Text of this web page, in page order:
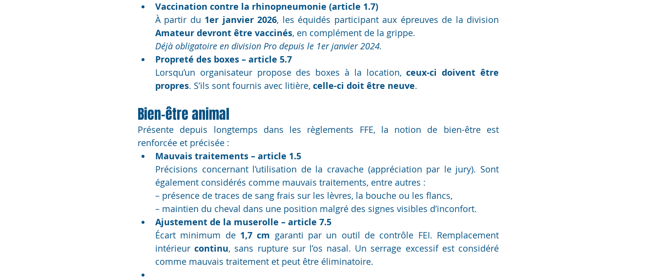
Vaccination contre la rhinopneumonie (article 1.7)
À partir du 1er janvier 2026
Amateur devront être vaccinés, en complément de la grippe.
Déjà obligatoire en division Pro depuis le 1er janvier 2024.
Propreté des boxes – article 5.7
Lorsqu’un organisateur propose des boxes à la location, ceux-ci doivent être
propres. S’ils sont fournis avec litière, celle-ci doit être neuve.
Bien-être animal
Présente depuis longtemps dans les règlements FFE, la notion de bien-être est
renforcée et précisée :
Mauvais traitements – article 1.5
Précisions concernant l’utilisation de la cravache (appréciation par le jury). Sont
également considérés comme mauvais traitements, entre autres :
– présence de traces de sang frais sur les lèvres, la bouche ou les flancs,
– maintien du cheval dans une position malgré des signes visibles d’inconfort.
Ajustement de la muserolle – article 7.5
Écart minimum de 1,7 cm garanti par un outil de contrôle FEI. Remplacement
intérieur continu, sans rupture sur l’os nasal. Un serrage excessif est considéré
comme mauvais traitement et peut être éliminatoire.